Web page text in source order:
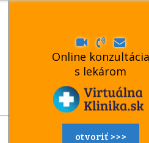
Online konzultácia
s lekárom
otvoriť >>>